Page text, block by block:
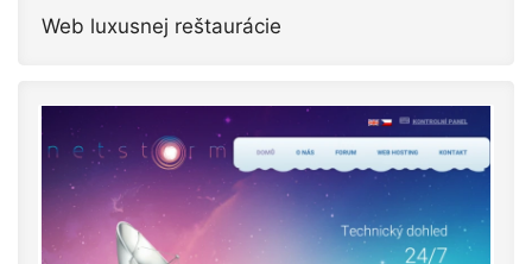
Web luxusnej reštaurácie